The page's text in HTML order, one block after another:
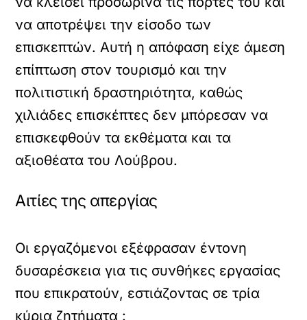
να αποτρέψει την είσοδο των
επισκεπτών. Αυτή η απόφαση είχε άμεση
επίπτωση στον τουρισμό και την
πολιτιστική δραστηριότητα, καθώς
χιλιάδες επισκέπτες δεν μπόρεσαν να
επισκεφθούν τα εκθέματα και τα
αξιοθέατα του Λούβρου.
Αιτίες της απεργίας
Οι εργαζόμενοι εξέφρασαν έντονη
δυσαρέσκεια για τις συνθήκες εργασίας
που επικρατούν, εστιάζοντας σε τρία
κύρια ζητήματα :